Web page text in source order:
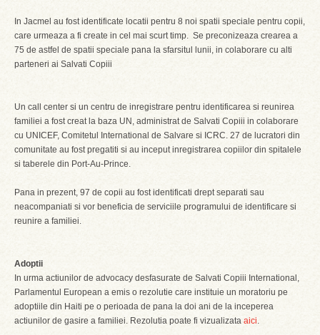
In Jacmel au fost identificate locatii pentru 8 noi spatii speciale pentru copii,
care urmeaza a fi create in cel mai scurt timp. Se preconizeaza crearea a
75 de astfel de spatii speciale pana la sfarsitul lunii, in colaborare cu alti
parteneri ai Salvati Copiii
Un call center si un centru de inregistrare pentru identificarea si reunirea
familiei a fost creat la baza UN, administrat de Salvati Copiii in colaborare
cu UNICEF, Comitetul International de Salvare si ICRC. 27 de lucratori din
comunitate au fost pregatiti si au inceput inregistrarea copiilor din spitalele
si taberele din Port-Au-Prince.
Pana in prezent, 97 de copii au fost identificati drept separati sau
neacompaniati si vor beneficia de serviciile programului de identificare si
reunire a familiei.
Adoptii
In urma actiunilor de advocacy desfasurate de Salvati Copiii International,
Parlamentul European a emis o rezolutie care instituie un moratoriu pe
adoptiile din Haiti pe o perioada de pana la doi ani de la inceperea
actiunilor de gasire a familiei. Rezolutia poate fi vizualizata aici.